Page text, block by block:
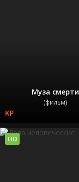
Муза смерти
(фильм)
HD